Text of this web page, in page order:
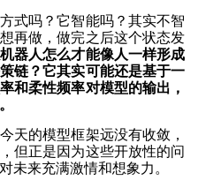
式吗？它智能吗？其实不智
再做，做完之后这个状态发
器人怎么才能像人一样形成
链？它其实可能还是基于一
和柔性频率对模型的输出，
天的模型框架远没有收敛，
但正是因为这些开放性的问
未来充满激情和想象力。